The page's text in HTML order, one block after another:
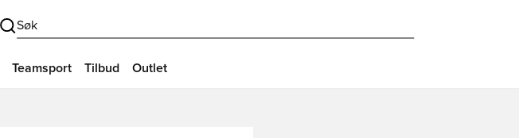
Søk
Teamsport Tilbud Outlet